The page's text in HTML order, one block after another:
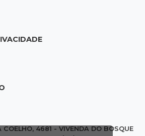
Pantanal
salvou fazenda com diques
morte de adolescente
4681 - VIVENDA DO BOSQUE